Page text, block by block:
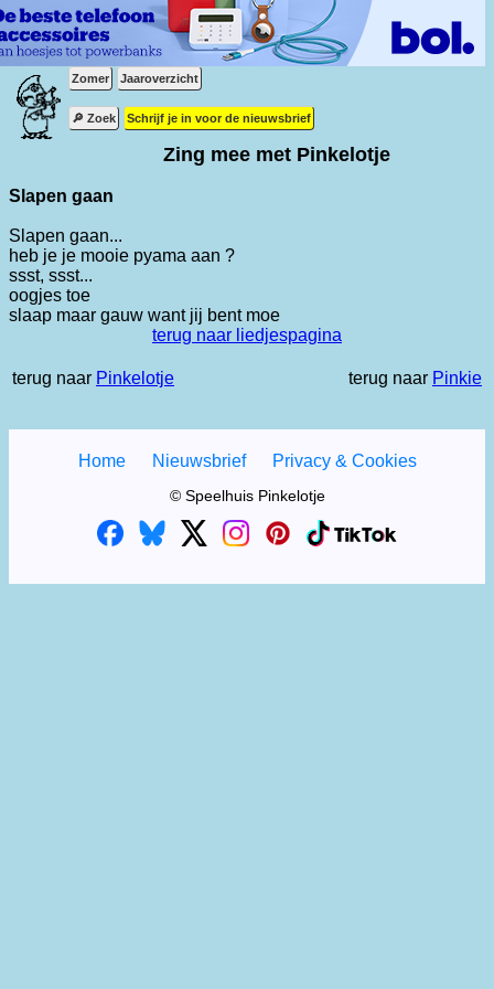
Zomer Jaaroverzicht
🔎 Zoek Schrijf je in voor de nieuwsbrief
Zing mee met Pinkelotje
Slapen gaan
Slapen gaan...
heb je je mooie pyama aan ?
ssst, ssst...
oogjes toe
slaap maar gauw want jij bent moe
terug naar liedjespagina
terug naar Pinkelotje terug naar Pinkie
Home Nieuwsbrief Privacy & Cookies
© Speelhuis Pinkelotje